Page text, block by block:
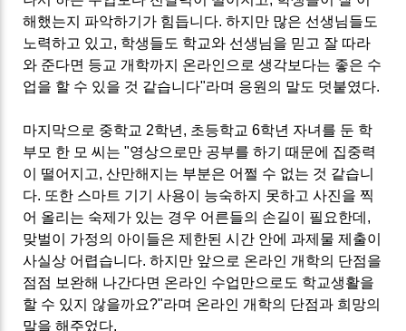
해했는지 파악하기가 힘듭니다. 하지만 많은 선생님들도
노력하고 있고, 학생들도 학교와 선생님을 믿고 잘 따라
와 준다면 등교 개학까지 온라인으로 생각보다는 좋은 수
업을 할 수 있을 것 같습니다"라며 응원의 말도 덧붙였다.
마지막으로 중학교 2학년, 초등학교 6학년 자녀를 둔 학
부모 한 모 씨는 "영상으로만 공부를 하기 때문에 집중력
이 떨어지고, 산만해지는 부분은 어쩔 수 없는 것 같습니
다. 또한 스마트 기기 사용이 능숙하지 못하고 사진을 찍
어 올리는 숙제가 있는 경우 어른들의 손길이 필요한데,
맞벌이 가정의 아이들은 제한된 시간 안에 과제물 제출이
사실상 어렵습니다. 하지만 앞으로 온라인 개학의 단점을
점점 보완해 나간다면 온라인 수업만으로도 학교생활을
할 수 있지 않을까요?"라며 온라인 개학의 단점과 희망의
말을 해주었다.